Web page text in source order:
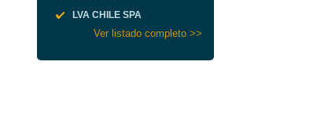
LVA CHILE SPA
Ver listado completo >>